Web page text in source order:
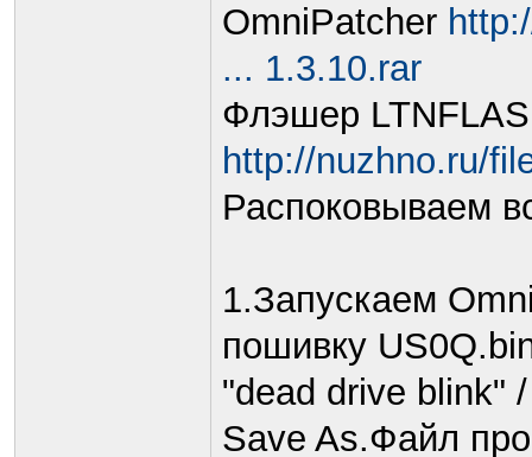
OmniPatcher
... 1.3.10.rar
Флэшер
http://nuzhno.ru/
Распоковываем
1.Запускаем
пошивку
"dead drive blink"
Save As.Файл